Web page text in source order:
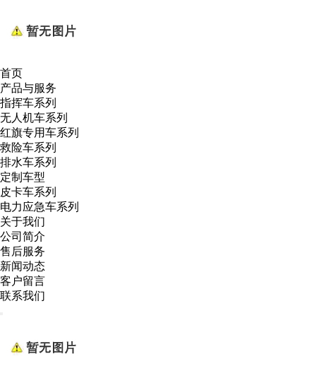
首页
产品与服务
指挥车系列
无人机车系列
红旗专用车系列
救险车系列
排水车系列
定制车型
皮卡车系列
电力应急车系列
关于我们
公司简介
售后服务
新闻动态
客户留言
联系我们